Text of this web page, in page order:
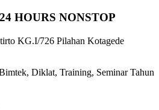
HOURS NONSTOP
KG.I/726 Pilahan Kotagede
Diklat, Training, Seminar Tahun